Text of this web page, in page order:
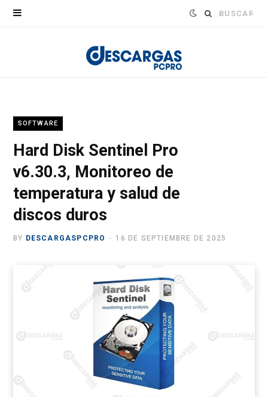
Buscar:
SOFTWARE
Hard Disk Sentinel Pro
v6.30.3, Monitoreo de
temperatura y salud de
discos duros
BY DESCARGASPCPRO 16 DE SEPTIEMBRE DE 2025